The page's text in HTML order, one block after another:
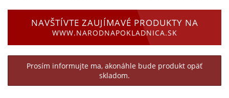
NAVŠTÍVTE ZAUJÍMAVÉ PRODUKTY NA
WWW.NARODNAPOKLADNICA.SK
Prosím informujte ma, akonáhle bude produkt opäť
skladom.